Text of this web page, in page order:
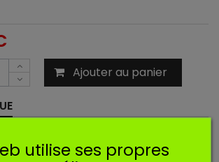
Ajouter au panier
4 utilise ses propres